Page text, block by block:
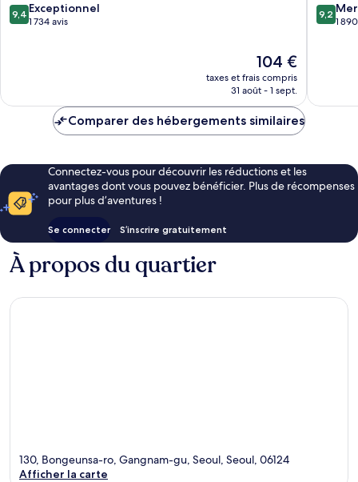
gu
9.4
sur
9,4 Exceptionnel
1 734 avis
Le
nouveau
prix
de
104 €
taxes et frais compris
31 août - 1 sept.
gu
9.2
sur
9,2
1
Comparer des hébergements similaires
Connectez-vous pour découvrir les réductions et les
avantages dont vous pouvez bénéficier. Plus de récompenses
pour plus d’aventures !
Se connecter S’inscrire gratuitement
À propos du quartier
130, Bongeunsa-ro, Gangnam-gu, Seoul, Seoul, 06124
Afficher la carte